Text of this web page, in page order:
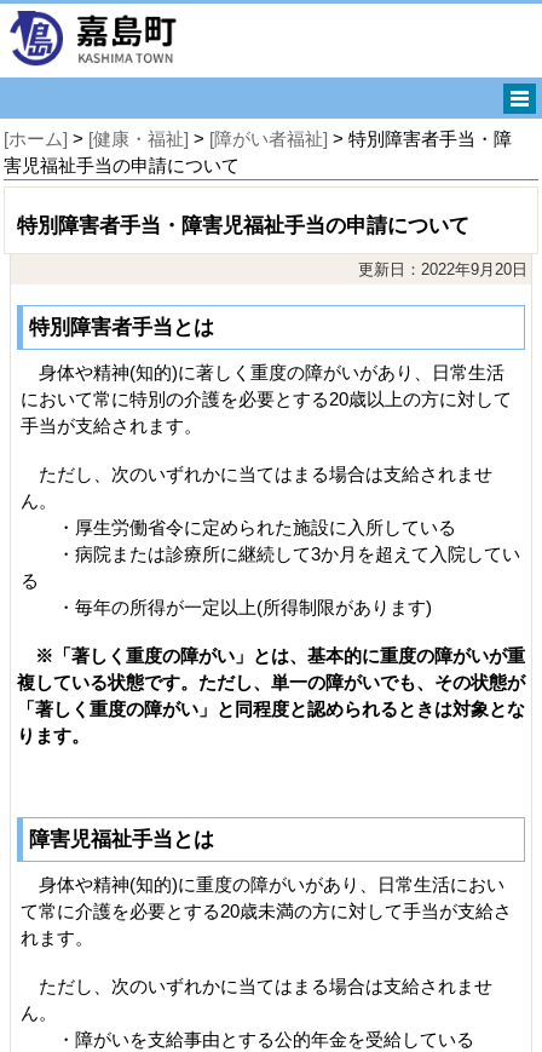
[ホーム] > [健康・福祉] > [障がい者福祉] > 特別障害者手当・障
害児福祉手当の申請について
特別障害者手当・障害児福祉手当の申請について
更新日：2022年9月20日
特別障害者手当とは
身体や精神(知的)に著しく重度の障がいがあり、日常生活
において常に特別の介護を必要とする20歳以上の方に対して
手当が支給されます。
ただし、次のいずれかに当てはまる場合は支給されませ
ん。
・厚生労働省令に定められた施設に入所している
・病院または診療所に継続して3か月を超えて入院してい
る
・毎年の所得が一定以上(所得制限があります)
※「著しく重度の障がい」とは、基本的に重度の障がいが重
複している状態です。ただし、単一の障がいでも、その状態が
「著しく重度の障がい」と同程度と認められるときは対象とな
ります。
障害児福祉手当とは
身体や精神(知的)に重度の障がいがあり、日常生活におい
て常に介護を必要とする20歳未満の方に対して手当が支給さ
れます。
ただし、次のいずれかに当てはまる場合は支給されませ
ん。
・障がいを支給事由とする公的年金を受給している